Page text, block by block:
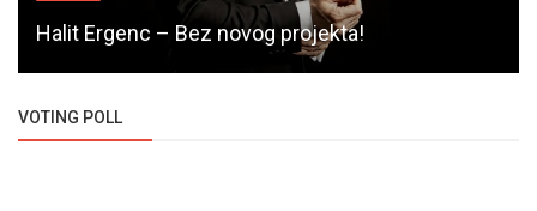
Halit Ergenc – Bez novog projekta!
VOTING POLL